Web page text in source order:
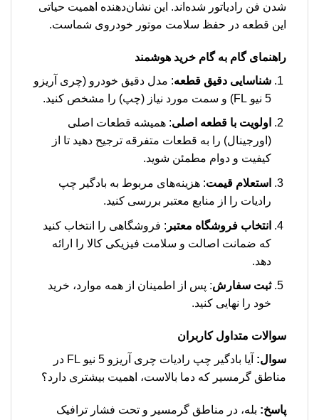
شدن فن رادیاتور شده‌اند. این نشان‌دهنده اهمیت حیاتی
این قطعه در حفظ سلامت موتور خودروی شماست.
راهنمای گام به گام خرید هوشمند
شناسایی دقیق قطعه: مدل دقیق خودرو (چری آریزو
5 نیو FL) و سمت مورد نیاز (چپ) را مشخص کنید.
اولویت با قطعه اصلی: همیشه قطعات اصلی
(اورجینال) را به قطعات متفرقه ترجیح دهید تا از
کیفیت و دوام مطمئن شوید.
استعلام قیمت: هزینه‌های مربوط به بادگیر چپ
رادیات را از منابع معتبر بررسی کنید.
انتخاب فروشگاه معتبر : فروشگاهی را انتخاب کنید
که ضمانت اصالت و سلامت فیزیکی کالا را ارائه
دهد.
ثبت سفارش: پس از اطمینان از همه موارد، خرید
خود را نهایی کنید.
سوالات متداول کاربران
سوال:
آیا بادگیر چپ رادیات چری آریزو 5 نیو FL در
مناطق گرمسیر که دما بالاست، اهمیت بیشتری دارد؟
پاسخ: بله، در مناطق گرمسیر و تحت فشار ترافیک